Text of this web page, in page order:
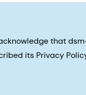
that
its Privacy